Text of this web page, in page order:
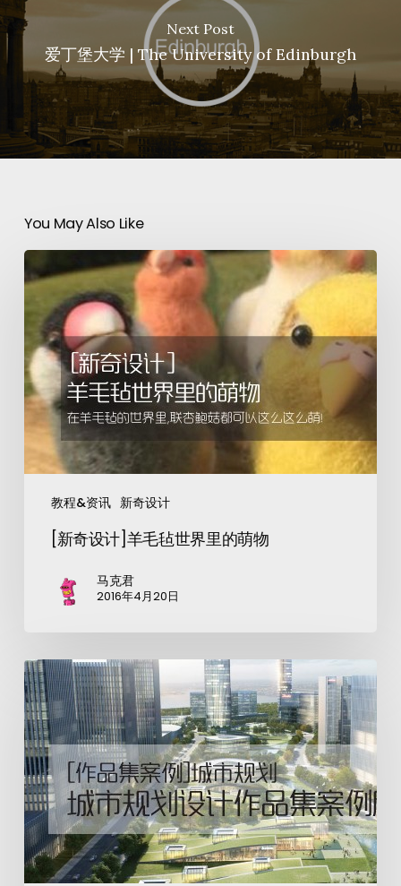
Next Post
爱丁堡大学 | The University of Edinburgh
You May Also Like
教程&资讯 新奇设计
[新奇设计]羊毛毡世界里的萌物
马克君
2016年4月20日